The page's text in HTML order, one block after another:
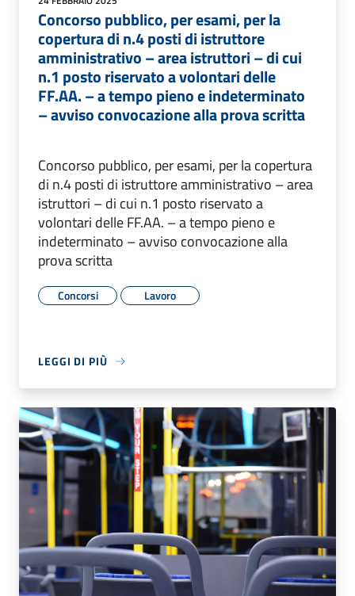
Concorso pubblico, per esami, per la
copertura di n.4 posti di istruttore
amministrativo – area istruttori – di cui
n.1 posto riservato a volontari delle
FF.AA. – a tempo pieno e indeterminato
– avviso convocazione alla prova scritta
Concorso pubblico, per esami, per la copertura
di n.4 posti di istruttore amministrativo – area
istruttori – di cui n.1 posto riservato a
volontari delle FF.AA. – a tempo pieno e
indeterminato – avviso convocazione alla
prova scritta
Concorsi Lavoro
LEGGI DI PIÙ